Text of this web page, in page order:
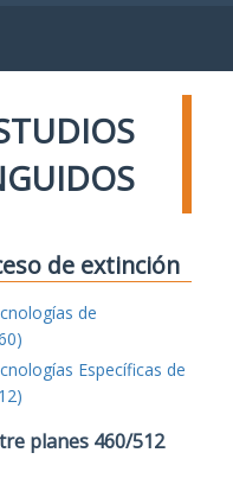
de extinción
de
Específicas de
planes 460/512